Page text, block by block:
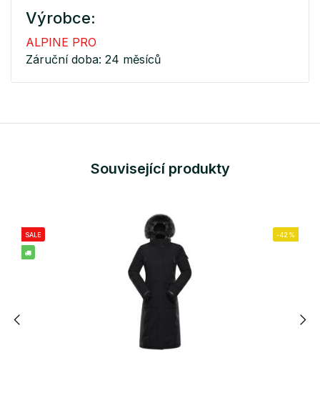
Výrobce:
ALPINE PRO
Záruční doba: 24 měsíců
Související produkty
SALE -42%